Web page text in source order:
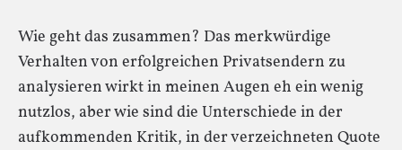
Wie geht das zusammen? Das merkwürdige
Verhalten von erfolgreichen Privatsendern zu
analysieren wirkt in meinen Augen eh ein wenig
nutzlos, aber wie sind die Unterschiede in der
aufkommenden Kritik, in der verzeichneten Quote